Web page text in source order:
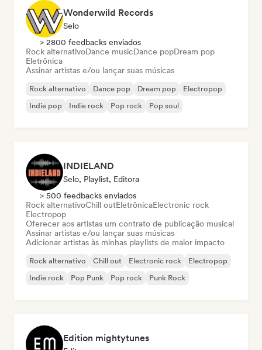
Wonderwild Records
Selo
> 2800 feedbacks enviados
Rock alternativoDance musicDance popDream pop
Eletrônica
Assinar artistas e/ou lançar suas músicas
Rock alternativo Dance pop Dream pop
Electropop
Indie pop
Indie rock Pop rock Pop soul
INDIELAND
Selo, Playlist, Editora
> 500 feedbacks enviados
Rock alternativoChill outEletrônicaElectronic rock
Electropop
Oferecer aos artistas um contrato de publicação musical
Assinar artistas e/ou lançar suas músicas
Adicionar artistas às minhas playlists de maior impacto
Rock alternativo Chill out Electronic rock
Electropop
Indie rock
Pop Punk Pop rock Punk Rock
Edition mightytunes